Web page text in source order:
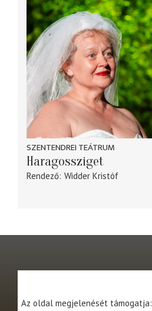
SZENTENDREI TEÁTRUM
Haragossziget
Rendező Widder Kristóf
Az oldal megjelenését támogatja: